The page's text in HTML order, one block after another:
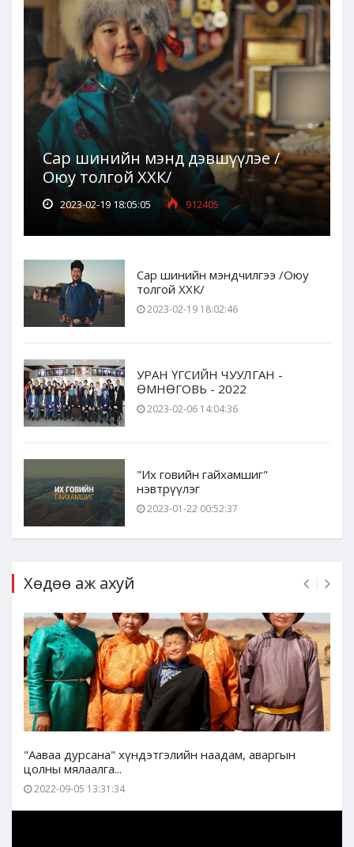
Сар шинийн мэнд дэвшүүлэе /
Оюу толгой ХХК/
2023-02-19 18:05:05 912405
Сар шинийн мэндчилгээ /Оюу
толгой ХХК/
2023-02-19 18:02:46
УРАН ҮГСИЙН ЧУУЛГАН -
ӨМНӨГОВЬ - 2022
2023-02-06 14:04:36
"Их говийн гайхамшиг"
нэвтрүүлэг
2023-01-22 00:52:37
Хөдөө аж ахуй
"Ааваа дурсана" хүндэтгэлийн наадам, аваргын
цолны мялаалга...
2022-09-05 13:31:34